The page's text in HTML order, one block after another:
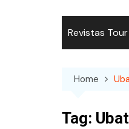
Revistas
Home
Tag: